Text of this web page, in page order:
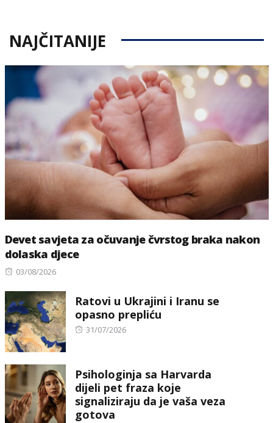
NAJČITANIJE
Devet savjeta za očuvanje čvrstog braka nakon
dolaska djece
Posted
03/08/2026
Ratovi u Ukrajini i Iranu se
opasno prepliću
Posted
31/07/2026
Psihologinja sa Harvarda
dijeli pet fraza koje
signaliziraju da je vaša veza
gotova